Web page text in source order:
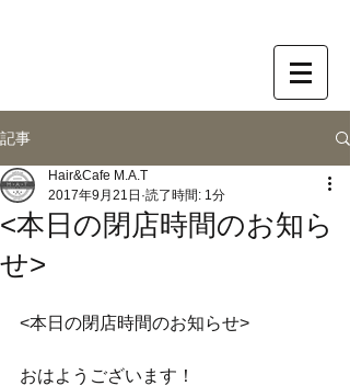
記事
<本日の閉店時間のお知ら
せ>
Hair&Cafe M.A.T
2017年9月21日 読了時間: 1分
<本日の閉店時間のお知らせ>
おはようございます！